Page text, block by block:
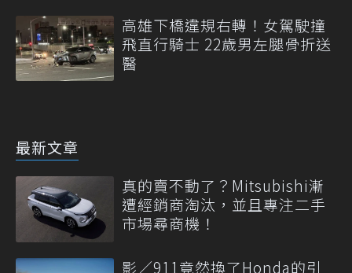
高雄下橋違規右轉！女駕駛撞
飛直行騎士 22歲男左腿骨折送
醫
最新文章
真的賣不動了？Mitsubishi漸
遭經銷商淘汰，並且專注二手
市場尋商機！
影／911竟然換了Honda的引